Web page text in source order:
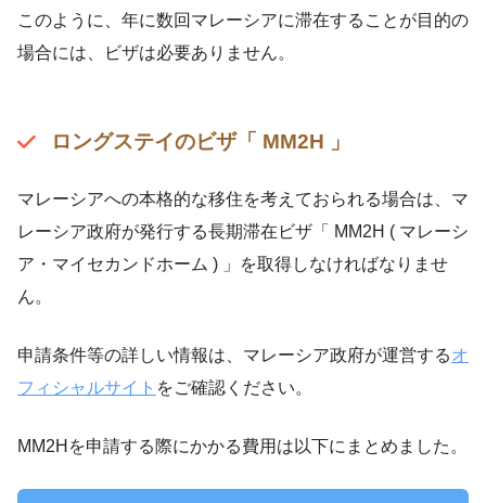
このように、年に数回マレーシアに滞在することが目的の
場合には、ビザは必要ありません。
ロングステイのビザ「 MM2H 」
マレーシアへの本格的な移住を考えておられる場合は、マ
レーシア政府が発行する長期滞在ビザ「 MM2H ( マレーシ
ア・マイセカンドホーム ) 」を取得しなければなりませ
ん。
申請条件等の詳しい情報は、マレーシア政府が運営するオ
フィシャルサイト をご確認ください。
MM2Hを申請する際にかかる費用は以下にまとめました。